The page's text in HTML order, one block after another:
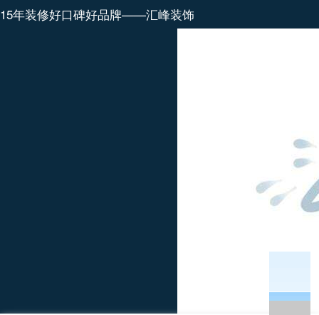
15年装修好口碑好品牌——汇峰装饰